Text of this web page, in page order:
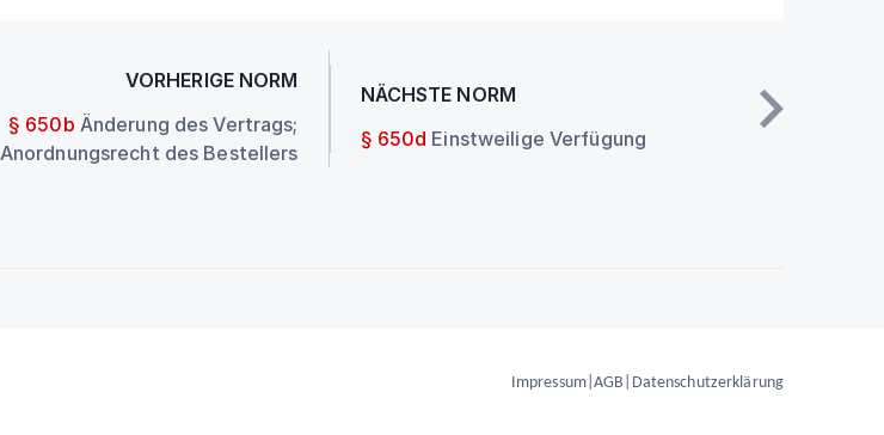
VORHERIGE NORM
§ 650b Änderung des Vertrags;
Anordnungsrecht des Bestellers
NÄCHSTE NORM
§ 650d Einstweilige Verfügung
Impressum|AGB Datenschutzerklärung